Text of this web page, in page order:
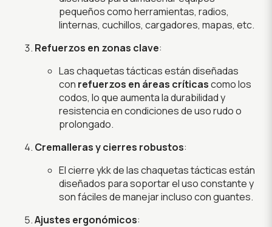
pequeños como herramientas, radios,
linternas, cuchillos, cargadores, mapas, etc.
Refuerzos en zonas clave:
Las chaquetas tácticas están diseñadas
con refuerzos en áreas críticascomo los
codos, lo que aumenta la durabilidad y
resistencia en condiciones de uso rudo o
prolongado.
Cremalleras y cierres robustos:
El cierre ykk de las chaquetas tácticas están
diseñados para soportar el uso constante y
son fáciles de manejar incluso con guantes.
Ajustes ergonómicos: